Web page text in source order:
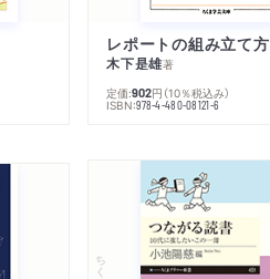
レポートの組み立て方
木下是雄著
定価:902円 （10％税込み）
ISBN:978-4-480-08121-6